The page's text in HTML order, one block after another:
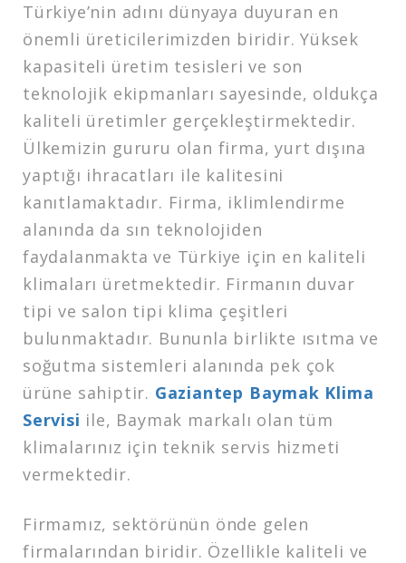
Türkiye’nin adını dünyaya duyuran en
önemli üreticilerimizden biridir. Yüksek
kapasiteli üretim tesisleri ve son
teknolojik ekipmanları sayesinde, oldukça
kaliteli üretimler gerçekleştirmektedir.
Ülkemizin gururu olan firma, yurt dışına
yaptığı ihracatları ile kalitesini
kanıtlamaktadır. Firma, iklimlendirme
alanında da sın teknolojiden
faydalanmakta ve Türkiye için en kaliteli
klimaları üretmektedir. Firmanın duvar
tipi ve salon tipi klima çeşitleri
bulunmaktadır. Bununla birlikte ısıtma ve
soğutma sistemleri alanında pek çok
ürüne sahiptir. Gaziantep Baymak Klima
Servisi ile, Baymak markalı olan tüm
klimalarınız için teknik servis hizmeti
vermektedir.
Firmamız, sektörünün önde gelen
firmalarından biridir. Özellikle kaliteli ve